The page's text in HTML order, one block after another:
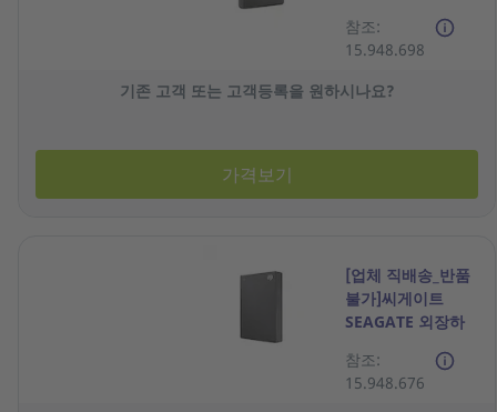
참조:
15.948.698
기존 고객 또는 고객등록을 원하시나요?
가격보기
[업체 직배송_반품
불가]씨게이트
SEAGATE 외장하
5TB 블랙
참조:
15.948.676